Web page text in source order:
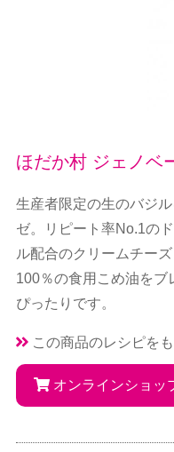
ほだか村 ジェノベ
生産者限定の生のバジ
ゼ。リピート率No.1の
ル配合のクリームチー
100％の食用こめ油をブ
ぴったりです。
この商品のレシピを
オンラインショッ